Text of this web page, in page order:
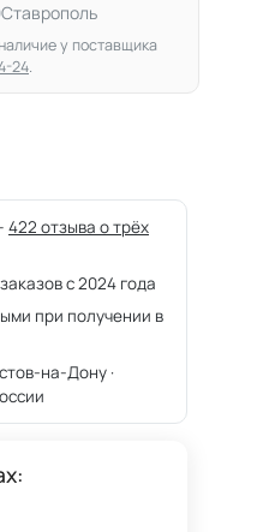
Ставрополь
у поставщика
24.
422 отзыва о трёх
с 2024 года
при получении в
на-Дону ·